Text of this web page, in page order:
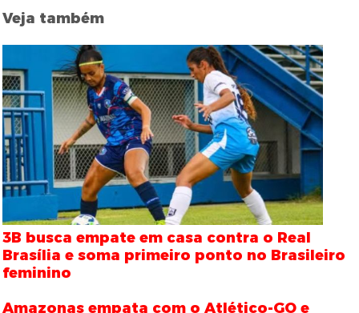
Veja também
3B busca empate em casa contra o Real
Brasília e soma primeiro ponto no Brasileiro
feminino
Amazonas empata com o Atlético-GO e